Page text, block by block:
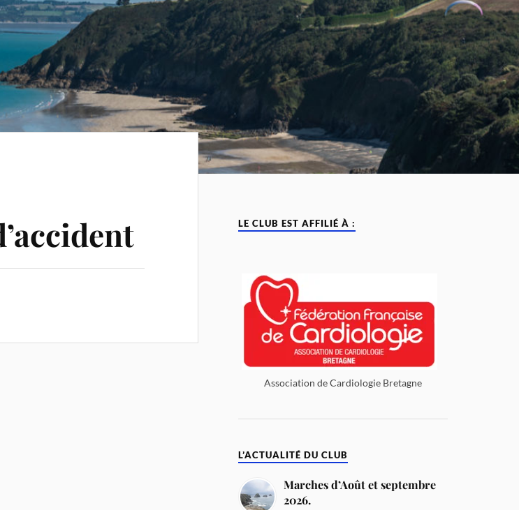
LE CLUB EST AFFILIÉ À :
Association de Cardiologie Bretagne
L’ACTUALITÉ DU CLUB
Marches d’Août et septembre
2026.